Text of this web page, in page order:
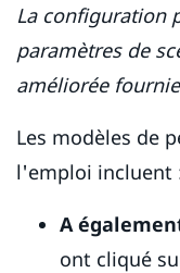
La configuration
paramètres de
améliorée
Les modèles de
l'emploi incluent
A
ont cliqué